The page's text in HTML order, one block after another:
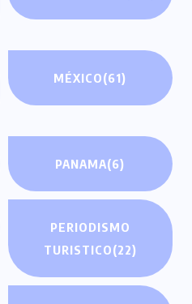
MÉXICO(61)
PANAMA(6)
PERIODISMO
TURISTICO(22)